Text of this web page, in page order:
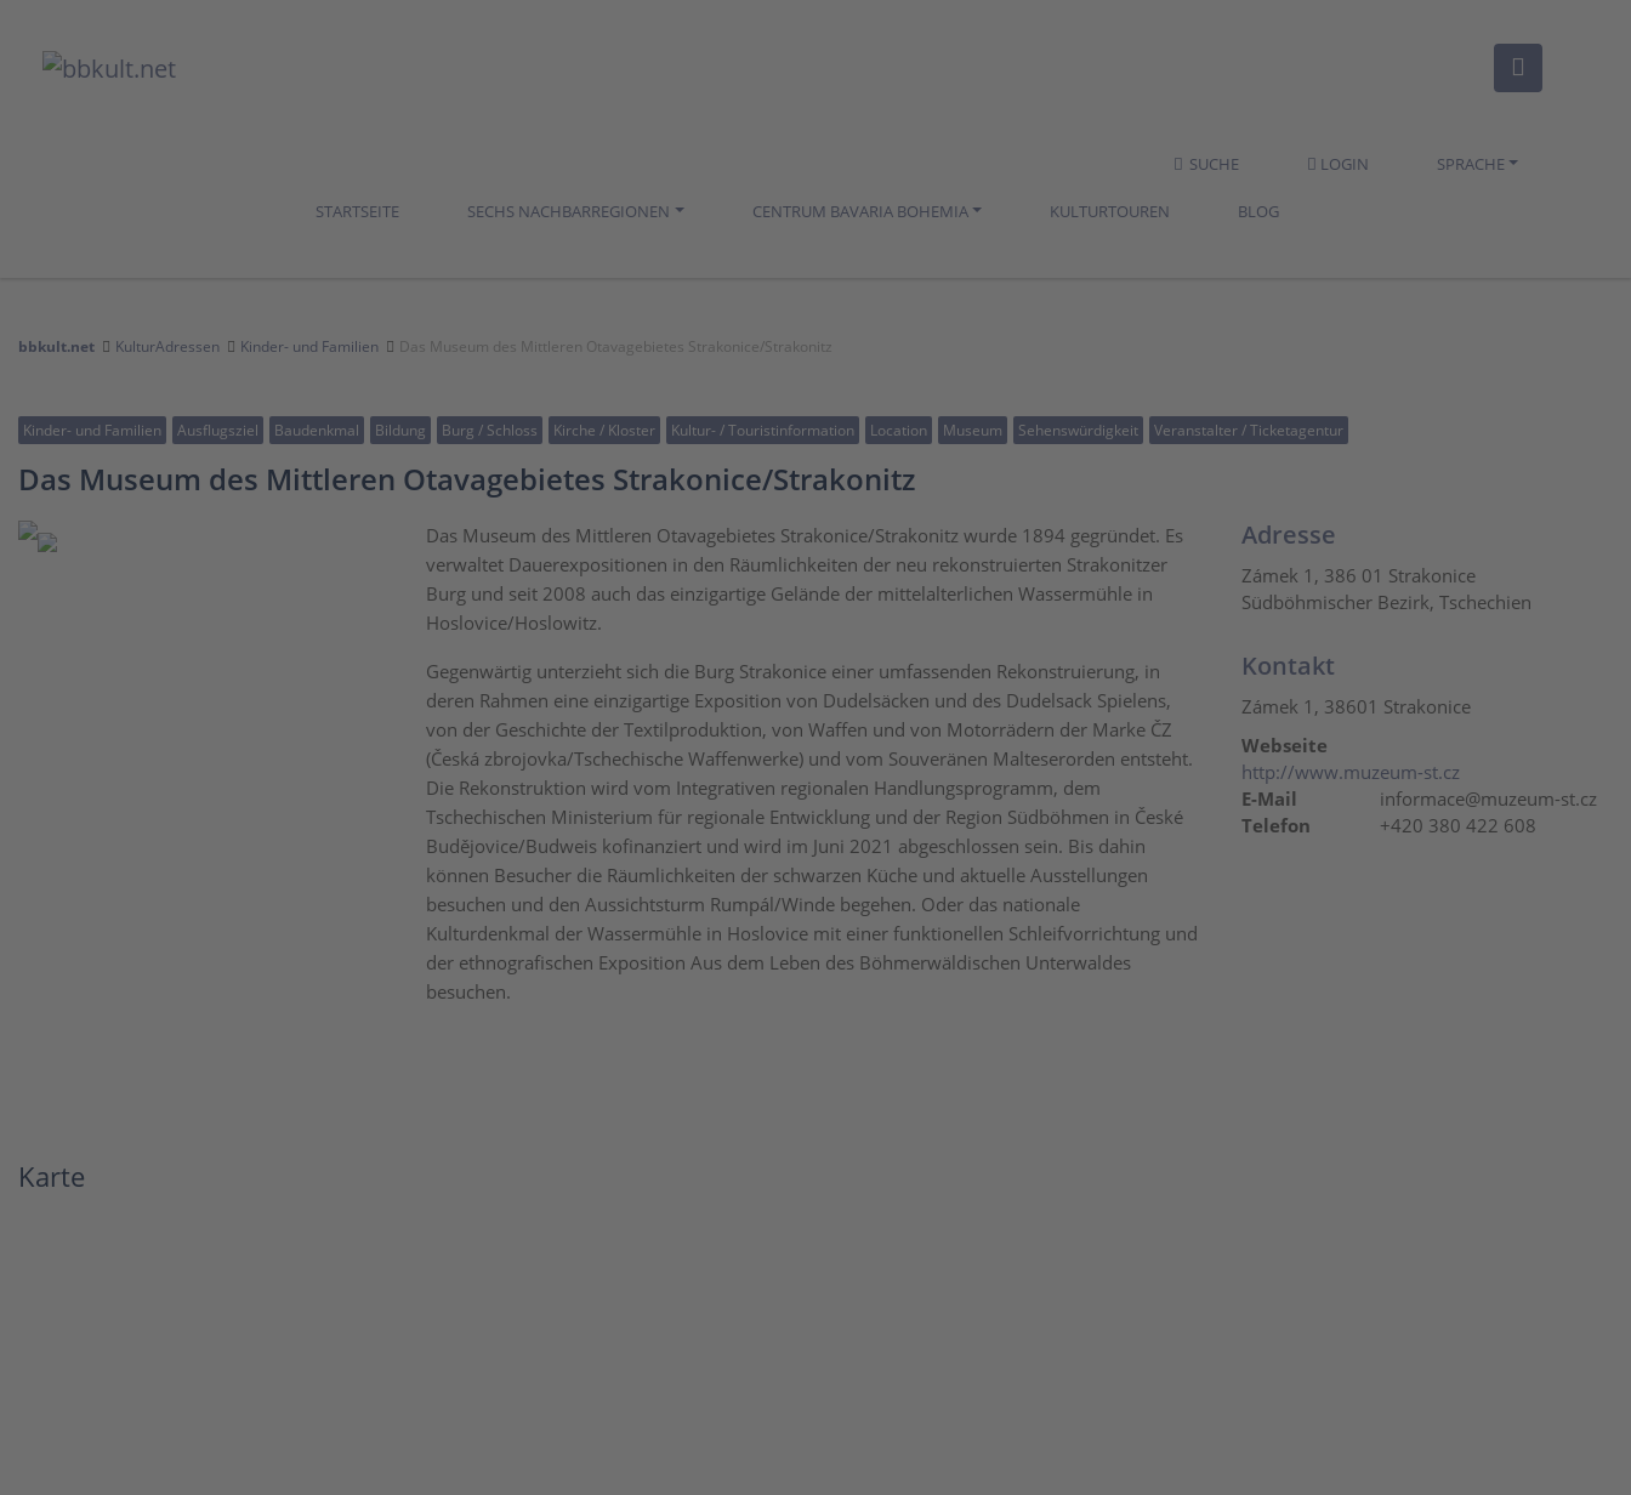
SUCHE LOGIN SPRACHE
STARTSEITE SECHS NACHBARREGIONEN CENTRUM BAVARIA BOHEMIA KULTURTOUREN BLOG
bbkult.net KulturAdressen Kinder- und Familien Das Museum des Mittleren Otavagebietes Strakonice/Strakonitz
Kinder- und Familien Ausflugsziel Baudenkmal Bildung Burg / Schloss Kirche / Kloster Kultur- / Touristinformation Location Museum Sehenswürdigkeit Veranstalter / Ticketagentur
Das Museum des Mittleren Otavagebietes Strakonice/Strakonitz
Das Museum des Mittleren Otavagebietes Strakonice/Strakonitz wurde 1894 gegründet. Es
verwaltet Dauerexpositionen in den Räumlichkeiten der neu rekonstruierten Strakonitzer
Burg und seit 2008 auch das einzigartige Gelände der mittelalterlichen Wassermühle in
Hoslovice/Hoslowitz.
Gegenwärtig unterzieht sich die Burg Strakonice einer umfassenden Rekonstruierung, in
deren Rahmen eine einzigartige Exposition von Dudelsäcken und des Dudelsack Spielens,
von der Geschichte der Textilproduktion, von Waffen und von Motorrädern der Marke ČZ
(Česká zbrojovka/Tschechische Waffenwerke) und vom Souveränen Malteserorden entsteht.
Die Rekonstruktion wird vom Integrativen regionalen Handlungsprogramm, dem
Tschechischen Ministerium für regionale Entwicklung und der Region Südböhmen in České
Budějovice/Budweis kofinanziert und wird im Juni 2021 abgeschlossen sein. Bis dahin
können Besucher die Räumlichkeiten der schwarzen Küche und aktuelle Ausstellungen
besuchen und den Aussichtsturm Rumpál/Winde begehen. Oder das nationale
Kulturdenkmal der Wassermühle in Hoslovice mit einer funktionellen Schleifvorrichtung und
der ethnografischen Exposition Aus dem Leben des Böhmerwäldischen Unterwaldes
besuchen.
Adresse
Zámek 1, 386 01 Strakonice
Südböhmischer Bezirk, Tschechien
Kontakt
Zámek 1, 38601 Strakonice
Webseite
http://www.muzeum-st.cz
E-Mail
informace@muzeum-st.cz
Telefon
+420 380 422 608
Karte